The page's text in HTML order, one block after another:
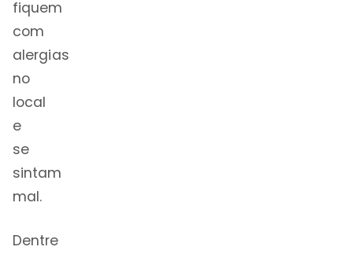
fiquem
com
alergias
no
local
e
se
sintam
mal.
Dentre